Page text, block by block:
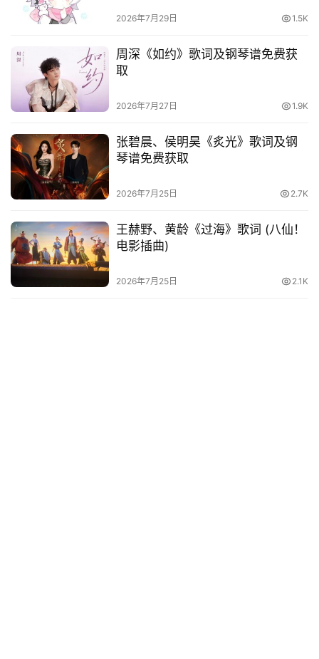
2026年7月29日 1.5K
周深《如约》歌词及钢琴谱免费获
取
2026年7月27日 1.9K
张碧晨、侯明昊《炙光》歌词及钢
琴谱免费获取
2026年7月25日 2.7K
王赫野、黄龄《过海》歌词 (八仙！
电影插曲)
2026年7月25日 2.1K